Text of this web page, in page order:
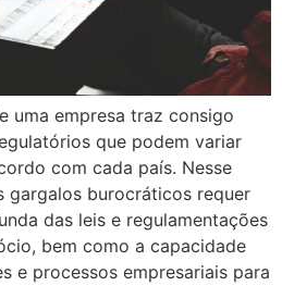
uma empresa traz consigo
que podem variar
com cada país. Nesse
gargalos burocráticos requer
das leis e regulamentações
bem como a capacidade
e processos empresariais para